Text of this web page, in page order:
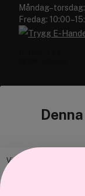
Vi använder
Fredag: